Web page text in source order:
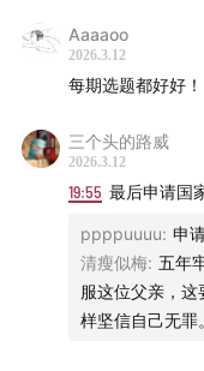
Aaaaoo
2026.3.12
每期选题都好好！
三个头的路威
2026.3.12
19:55 最后申请国
ppppuuuu: 申
清瘦似梅: 五年
服这位父亲，
样坚信自己无罪。